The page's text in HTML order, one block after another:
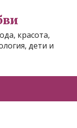
красота,
дети и